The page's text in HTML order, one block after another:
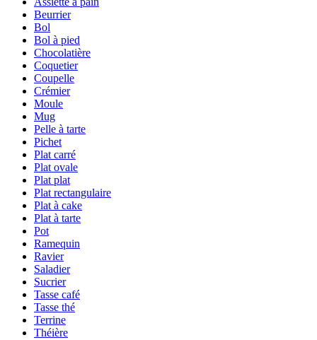
Beurrier
Bol
Bol à pied
Chocolatière
Coquetier
Coupelle
Crémier
Moule
Mug
Pelle à tarte
Pichet
Plat carré
Plat ovale
Plat plat
Plat rectangulaire
Plat à cake
Plat à tarte
Pot
Ramequin
Ravier
Saladier
Sucrier
Tasse café
Tasse thé
Terrine
Théière